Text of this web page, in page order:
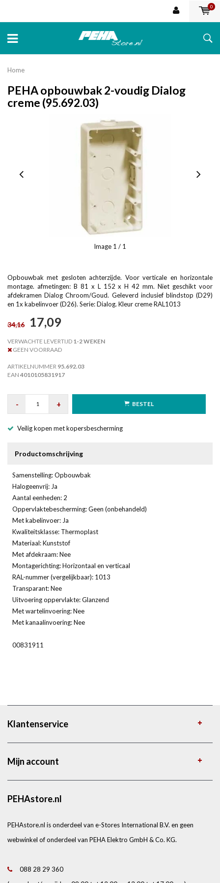
0
Home
PEHA opbouwbak 2-voudig Dialog
creme (95.692.03)
Image 1 / 1
Opbouwbak met gesloten achterzijde. Voor verticale en horizontale
montage. afmetingen: B 81 x L 152 x H 42 mm. Niet geschikt voor
afdekramen Dialog Chroom/Goud. Geleverd inclusief blindstop (D29)
en 1x kabelinvoer (D26). Serie: Dialog. Kleur creme RAL1013
34,16 17,09
VERWACHTE LEVERTIJD 1-2 WEKEN
GEEN VOORRAAD
ARTIKELNUMMER 95.692.03
EAN 4010105831917
- + BESTEL
Veilig kopen met kopersbescherming
Productomschrijving
Samenstelling: Opbouwbak
Halogeenvrij: Ja
Aantal eenheden: 2
Oppervlaktebescherming: Geen (onbehandeld)
Met kabelinvoer: Ja
Kwaliteitsklasse: Thermoplast
Materiaal: Kunststof
Met afdekraam: Nee
Montagerichting: Horizontaal en verticaal
RAL-nummer (vergelijkbaar): 1013
Transparant: Nee
Uitvoering oppervlakte: Glanzend
Met wartelinvoering: Nee
Met kanaalinvoering: Nee
00831911
Klantenservice
Mijn account
PEHAstore.nl
PEHAstore.nl is onderdeel van e-Stores International B.V. en geen
webwinkel of onderdeel van PEHA Elektro GmbH & Co. KG.
088 28 29 360